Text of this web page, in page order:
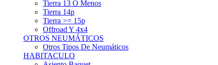
Tierra >= 15p
Offroad Y 4x4
OTROS NEUMÁTICOS
Otros Tipos De Neumáticos
HABITACULO
Asiento Baquet
Arneses